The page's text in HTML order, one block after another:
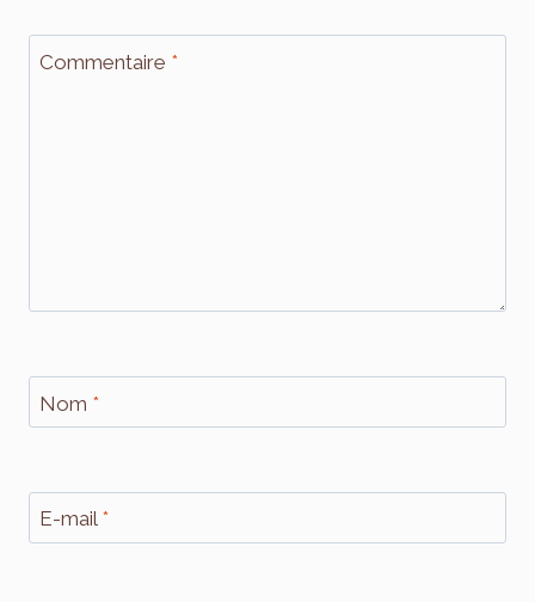
Commentaire *
Nom *
E-mail *